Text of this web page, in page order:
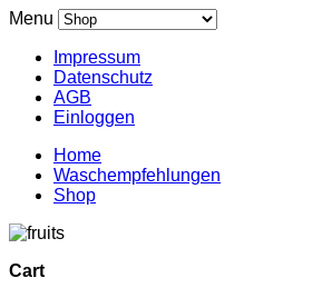
Menu
Impressum
Datenschutz
AGB
Einloggen
Home
Waschempfehlungen
Shop
Cart